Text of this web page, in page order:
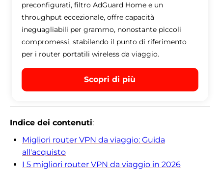
preconfigurati, filtro AdGuard Home e un
throughput eccezionale, offre capacità
ineguagliabili per grammo, nonostante piccoli
compromessi, stabilendo il punto di riferimento
per i router portatili wireless da viaggio.
Scopri di più
Indice dei contenuti:
Migliori router VPN da viaggio: Guida
all'acquisto
I 5 migliori router VPN da viaggio in 2026